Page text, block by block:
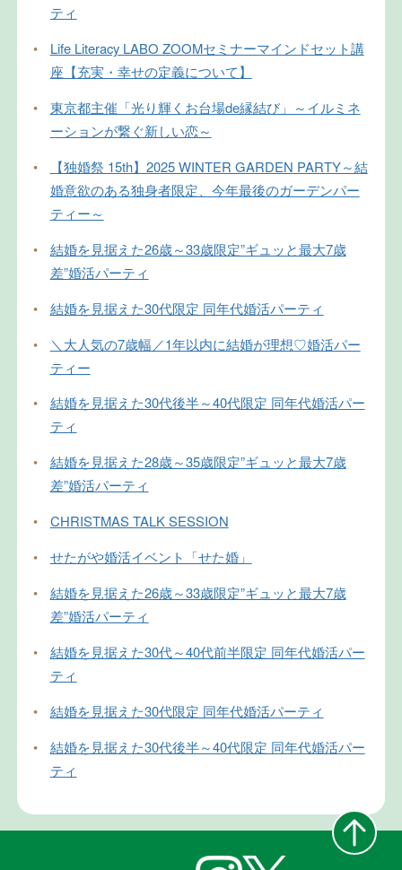
ティ
•
Life Literacy LABO ZOOMセミナーマインドセット講
座【充実・幸せの定義について】
•
東京都主催「光り輝くお台場de縁結び」～イルミネ
ーションが繋ぐ新しい恋～
•
【独婚祭 15th】2025 WINTER GARDEN PARTY～結
婚意欲のある独身者限定、今年最後のガーデンパー
ティー～
•
結婚を見据えた26歳～33歳限定”ギュッと最大7歳
差”婚活パーティ
•
結婚を見据えた30代限定 同年代婚活パーティ
•
＼大人気の7歳幅／1年以内に結婚が理想♡婚活パー
ティー
•
結婚を見据えた30代後半～40代限定 同年代婚活パー
ティ
•
結婚を見据えた28歳～35歳限定”ギュッと最大7歳
差”婚活パーティ
•
CHRISTMAS TALK SESSION
•
せたがや婚活イベント「せた婚」
•
結婚を見据えた26歳～33歳限定”ギュッと最大7歳
差”婚活パーティ
•
結婚を見据えた30代～40代前半限定 同年代婚活パー
ティ
•
結婚を見据えた30代限定 同年代婚活パーティ
•
結婚を見据えた30代後半～40代限定 同年代婚活パー
ティ